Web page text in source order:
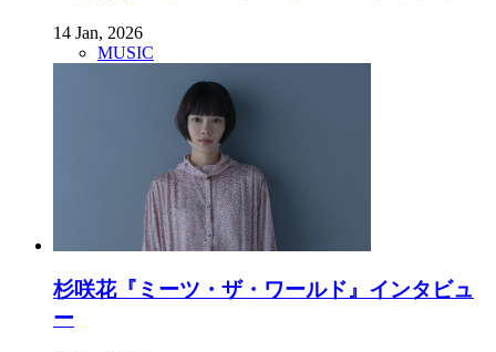
14 Jan, 2026
MUSIC
杉咲花『ミーツ・ザ・ワールド』インタビュ
ー